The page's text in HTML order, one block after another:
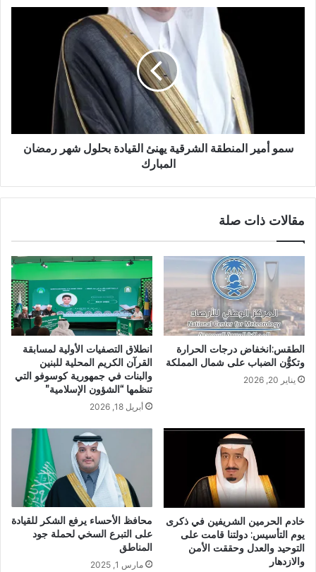
سمو أمير المنطقة الشرقية يهنئ القيادة بحلول شهر رمضان
المبارك
مقالات ذات صلة
الطقس:انخفاض درجات الحرارة
وتكوُّن الضباب على شمال المملكة
يناير 20, 2026
انطلاق التصفيات الأولية لمسابقة
القرآن الكريم المحلية للبنين
والبنات في جمهورية كوسوفو التي
تنظمها “الشؤون الإسلامية”
أبريل 18, 2026
خادم الحرمين الشريفين في ذكرى
يوم التأسيس: دولتنا قامت على
التوحيد والعدل وحققت الأمن
والازدهار
محافظ الأحساء يرفع الشكر للقيادة
على التبرع السخي لحملة جود
المناطق
مارس 1, 2025